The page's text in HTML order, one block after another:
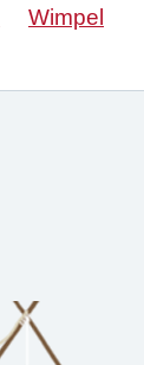
Wimpel